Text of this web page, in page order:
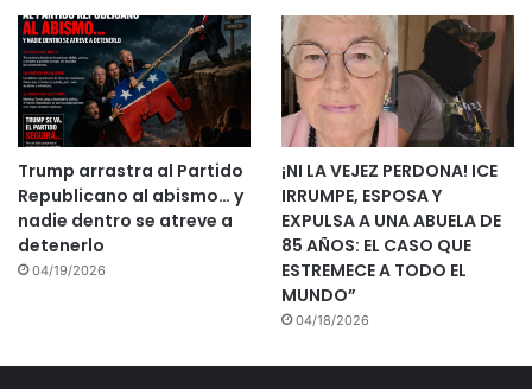
Trump arrastra al Partido
Republicano al abismo… y
nadie dentro se atreve a
detenerlo
04/19/2026
¡NI LA VEJEZ PERDONA! ICE
IRRUMPE, ESPOSA Y
EXPULSA A UNA ABUELA DE
85 AÑOS: EL CASO QUE
ESTREMECE A TODO EL
MUNDO”
04/18/2026